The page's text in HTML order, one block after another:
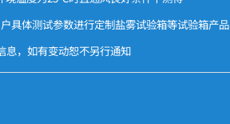
具体测试参数进行定制盐雾试验箱等试验箱产品
息，如有变动恕不另行通知